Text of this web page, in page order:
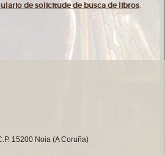
de solicitude de busca de libros.
15200 Noia (A Coruña)